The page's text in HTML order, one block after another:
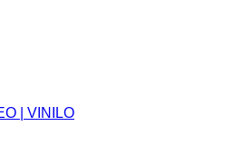
| VINILO